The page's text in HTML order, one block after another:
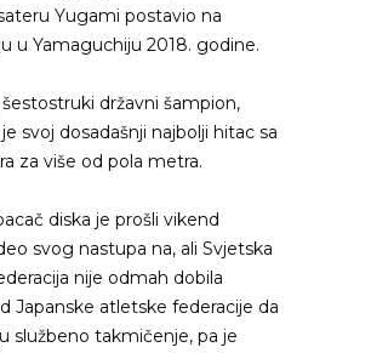
Yugami postavio na
u Yamaguchiju 2018. godine.
državni šampion,
svoj dosadašnji najbolji hitac sa
za više od pola metra.
diska je prošli vikend
svog nastupa na, ali Svjetska
nije odmah dobila
Japanske atletske federacije da
službeno takmičenje, pa je